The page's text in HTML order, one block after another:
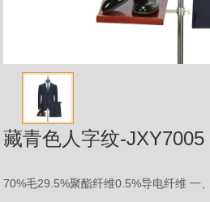
藏青色人字纹-JXY7005
70%毛29.5%聚酯纤维0.5%导电纤维 一